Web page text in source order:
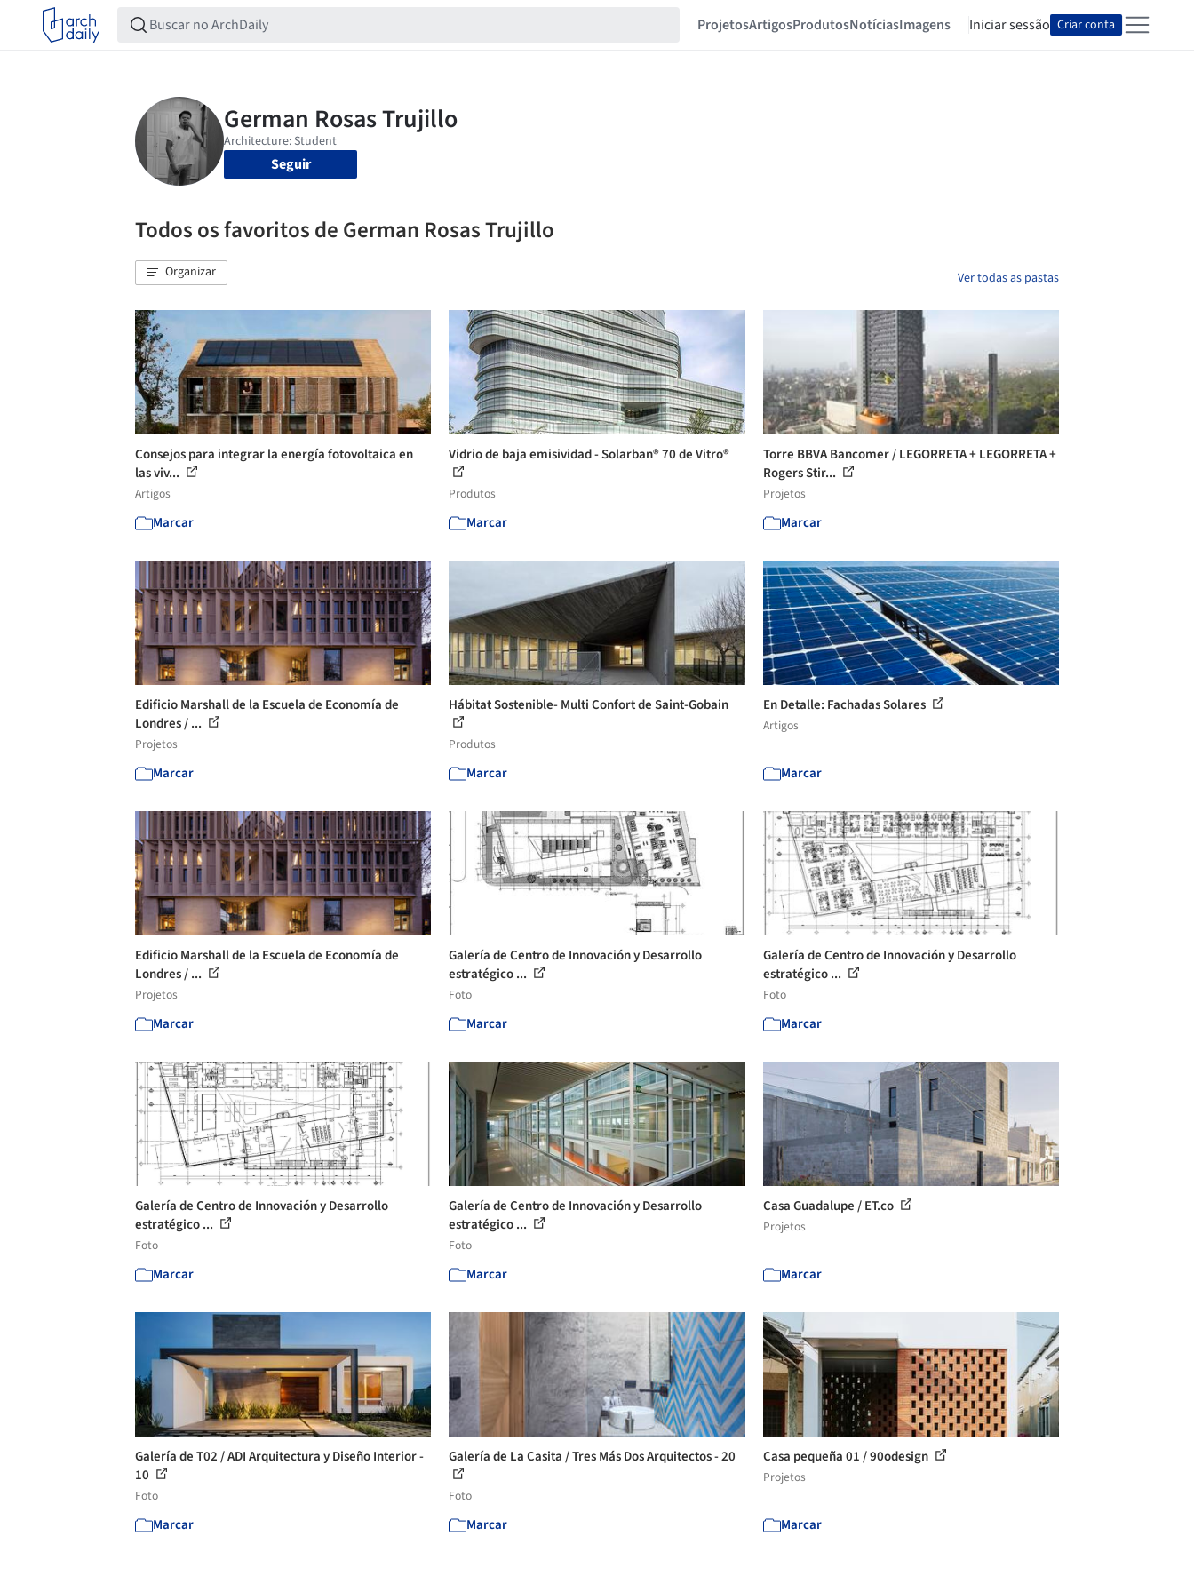
ProjetosArtigosProdutosNotíciasImagens Iniciar sessão Criar conta
Seguir
Todos os favoritos de German Rosas Trujillo
Organizar Ver todas as pastas
Consejos para integrar la energía fotovoltaica en
las viv...
Artigos
Marcar
Vidrio de baja emisividad - Solarban® 70 de Vitro®
Produtos
Marcar
Torre BBVA Bancomer / LEGORRETA + LEGORRETA +
Rogers Stir...
Projetos
Marcar
Edificio Marshall de la Escuela de Economía de
Londres / ...
Projetos
Marcar
Hábitat Sostenible- Multi Confort de Saint-Gobain
Produtos
Marcar
En Detalle: Fachadas Solares
Artigos
Marcar
Edificio Marshall de la Escuela de Economía de
Londres / ...
Projetos
Marcar
Galería de Centro de Innovación y Desarrollo
estratégico ...
Foto
Marcar
Galería de Centro de Innovación y Desarrollo
estratégico ...
Foto
Marcar
Galería de Centro de Innovación y Desarrollo
estratégico ...
Foto
Marcar
Galería de Centro de Innovación y Desarrollo
estratégico ...
Foto
Marcar
Casa Guadalupe / ET.co
Projetos
Marcar
Galería de T02 / ADI Arquitectura y Diseño Interior -
10
Foto
Marcar
Galería de La Casita / Tres Más Dos Arquitectos - 20
Foto
Marcar
Casa pequeña 01 / 90odesign
Projetos
Marcar